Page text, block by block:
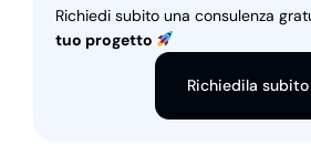
Richiedi subito una consulenza
tuo progetto
Richiedila subito